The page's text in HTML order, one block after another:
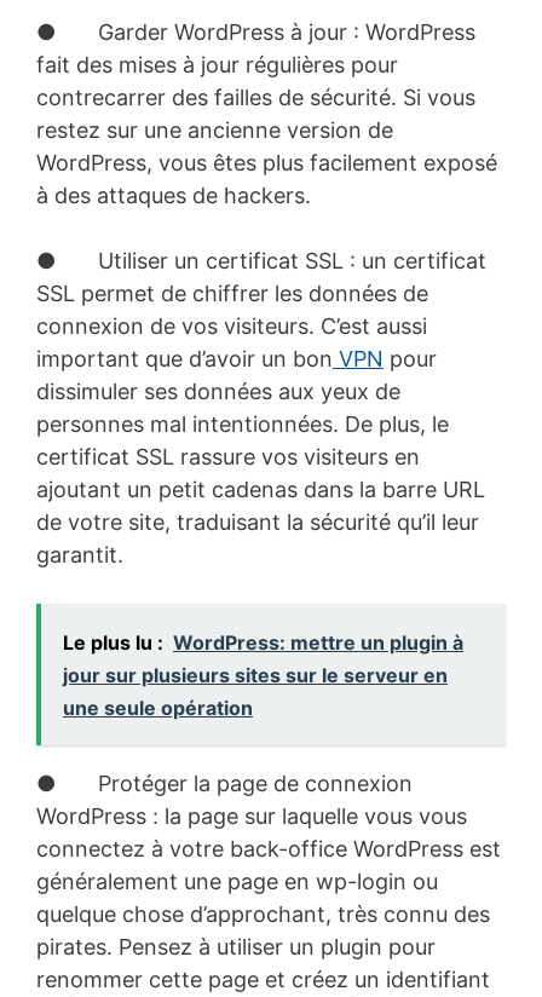
● Garder WordPress à jour : WordPress
fait des mises à jour régulières pour
contrecarrer des failles de sécurité. Si vous
restez sur une ancienne version de
WordPress, vous êtes plus facilement exposé
à des attaques de hackers.
● Utiliser un certificat SSL : un certificat
SSL permet de chiffrer les données de
connexion de vos visiteurs. C’est aussi
important que d’avoir un bon VPN pour
dissimuler ses données aux yeux de
personnes mal intentionnées. De plus, le
certificat SSL rassure vos visiteurs en
ajoutant un petit cadenas dans la barre URL
de votre site, traduisant la sécurité qu’il leur
garantit.
Le plus lu : WordPress: mettre un plugin à
jour sur plusieurs sites sur le serveur en
une seule opération
● Protéger la page de connexion
WordPress : la page sur laquelle vous vous
connectez à votre back-office WordPress est
généralement une page en wp-login ou
quelque chose d’approchant, très connu des
pirates. Pensez à utiliser un plugin pour
renommer cette page et créez un identifiant